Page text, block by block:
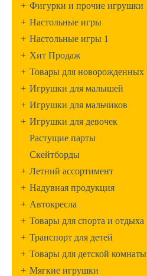
+ Фигурки и прочие игрушки
+ Настольные игры
+ Настольные игры 1
+ Хит Продаж
+ Товары для новорожденных
+ Игрушки для малышей
+ Игрушки для мальчиков
+ Игрушки для девочек
Растущие парты
Скейтборды
+ Летний ассортимент
+ Надувная продукция
+ Автокресла
+ Товары для спорта и отдыха
+ Транспорт для детей
+ Товары для детской комнаты
+ Мягкие игрушки